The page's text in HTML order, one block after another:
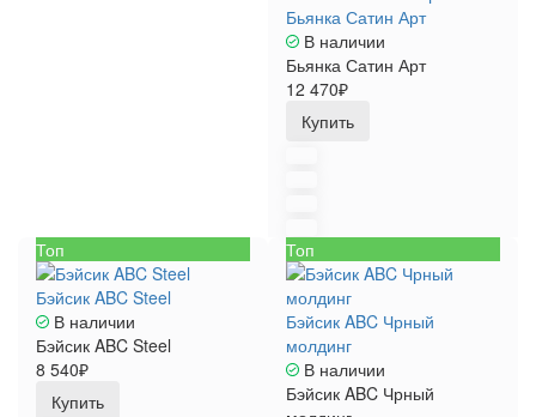
Бьянка Сатин Арт
В наличии
Бьянка Сатин Арт
12 470₽
Купить
Топ
Бэйсик ABC Steel
В наличии
Бэйсик ABC Steel
8 540₽
Купить
Топ
Бэйсик ABC Чрный
молдинг
В наличии
Бэйсик ABC Чрный